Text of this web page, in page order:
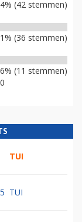
(42 stemmen)
(36 stemmen)
6% (11 stemmen)
TUI
TUI